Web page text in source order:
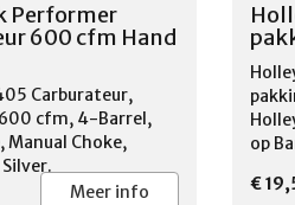
Performer
600 cfm Hand
Carburateur,
cfm, 4-Barrel,
Manual Choke,
Meer info
op
€